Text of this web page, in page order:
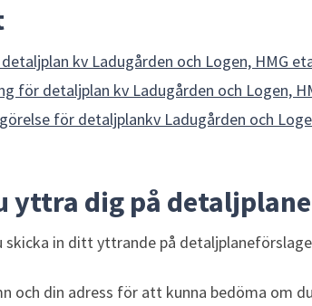
kv Ladugården och Logen, HMG
för detaljplan kv Ladugården och Logen,
för detaljplankv Ladugården och
yttra dig på
skicka in ditt yttrande på
och din adress för att kunna bedöma om